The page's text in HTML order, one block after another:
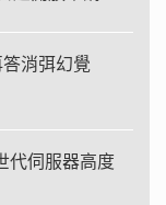
消弭幻覺
代伺服器高度